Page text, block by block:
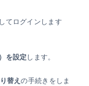
してログインします
を設定 します。
替えの手続きをしま